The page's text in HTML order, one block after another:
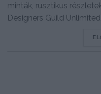
minták, rusztikus
Designers Guild